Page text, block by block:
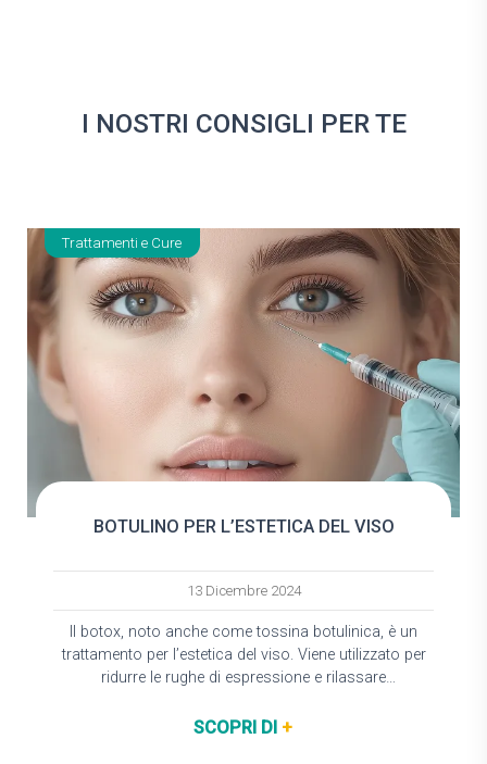
I NOSTRI CONSIGLI PER TE
Trattamenti e Cure
BOTULINO PER L’ESTETICA DEL VISO
13 Dicembre 2024
Il botox, noto anche come tossina botulinica, è un
trattamento per l’estetica del viso. Viene utilizzato per
ridurre le rughe di espressione e rilassare
SCOPRI DI +